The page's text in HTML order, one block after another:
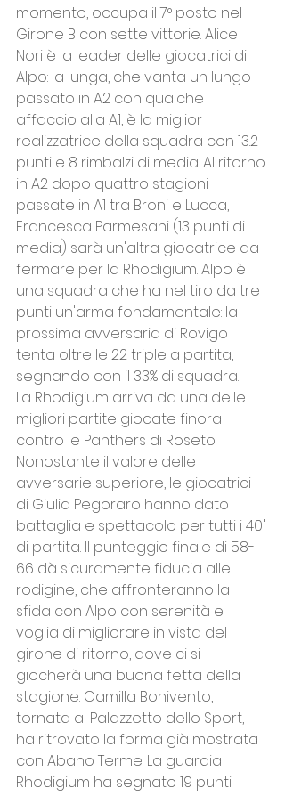
momento, occupa il 7° posto nel
Girone B con sette vittorie. Alice
Nori è la leader delle giocatrici di
Alpo: la lunga, che vanta un lungo
passato in A2 con qualche
affaccio alla A1, è la miglior
realizzatrice della squadra con 13.2
punti e 8 rimbalzi di media. Al ritorno
in A2 dopo quattro stagioni
passate in A1 tra Broni e Lucca,
Francesca Parmesani (13 punti di
media) sarà un'altra giocatrice da
fermare per la Rhodigium. Alpo è
una squadra che ha nel tiro da tre
punti un'arma fondamentale: la
prossima avversaria di Rovigo
tenta oltre le 22 triple a partita,
segnando con il 33% di squadra.
La Rhodigium arriva da una delle
migliori partite giocate finora
contro le Panthers di Roseto.
Nonostante il valore delle
avversarie superiore, le giocatrici
di Giulia Pegoraro hanno dato
battaglia e spettacolo per tutti i 40'
di partita. Il punteggio finale di 58-
66 dà sicuramente fiducia alle
rodigine, che affronteranno la
sfida con Alpo con serenità e
voglia di migliorare in vista del
girone di ritorno, dove ci si
giocherà una buona fetta della
stagione. Camilla Bonivento,
tornata al Palazzetto dello Sport,
ha ritrovato la forma già mostrata
con Abano Terme. La guardia
Rhodigium ha segnato 19 punti